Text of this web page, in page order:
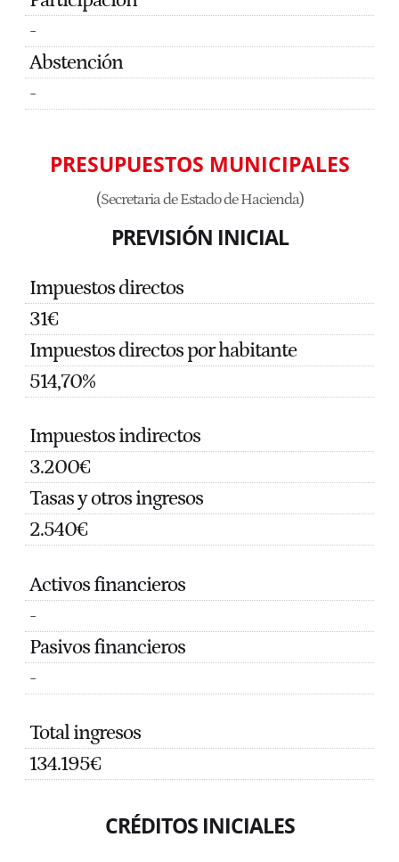
-
Abstención
-
PRESUPUESTOS MUNICIPALES
(Secretaria de Estado de Hacienda)
PREVISIÓN INICIAL
Impuestos directos
31€
Impuestos directos por habitante
514,70%
Impuestos indirectos
3.200€
Tasas y otros ingresos
2.540€
Activos financieros
-
Pasivos financieros
-
Total ingresos
134.195€
CRÉDITOS INICIALES